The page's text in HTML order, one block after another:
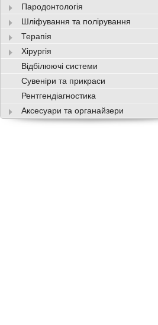
Пародонтологія
Шліфування та полірування
Терапія
Хірургія
Відбілюючі системи
Сувеніри та прикраси
Рентгендіагностика
Аксесуари та органайзери